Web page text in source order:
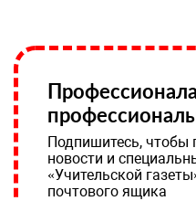
Подпишитесь, чтобы
новости и
«Учительской
почтового ящика